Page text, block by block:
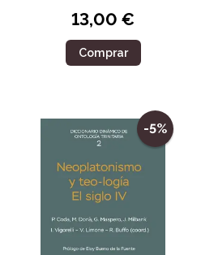
13,00 €
Comprar
-5%